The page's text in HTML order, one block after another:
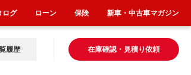
在庫確認・見積り依頼
履歴
ログ ローン 保険 新車・中古車マガジン